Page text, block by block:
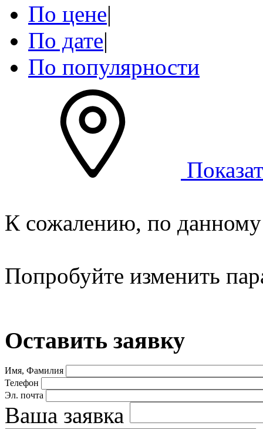
По цене|
По дате|
По популярности
К сожалению, по данному
Попробуйте изменить
Оставить заявку
Имя, Фамилия
Телефон
Эл. почта
Ваша заявка